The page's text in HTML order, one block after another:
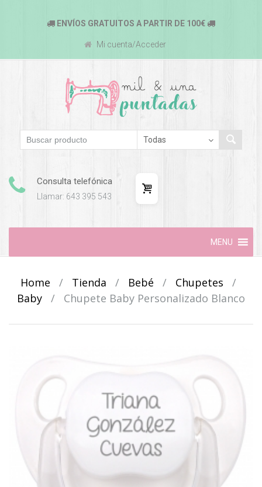
ENVÍOS GRATUITOS A PARTIR DE 100€
Mi cuenta/Acceder
Consulta telefónica
Llamar: 643 395 543
content
MENU
Home / Tienda / Bebé / Chupetes
/
Baby
/ Chupete Baby Personalizado Blanco